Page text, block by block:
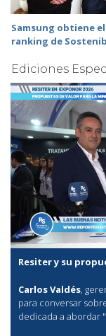
Samsung obtiene
ranking de
Ediciones
Resiter y su
Carlos Valdés,
para conversar
dedicada a abordar